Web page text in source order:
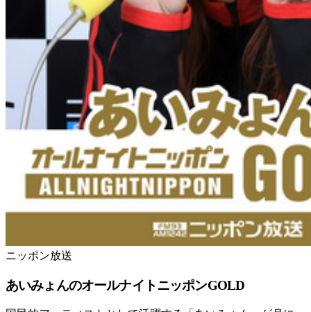
ニッポン放送
あいみょんのオールナイトニッポンGOLD